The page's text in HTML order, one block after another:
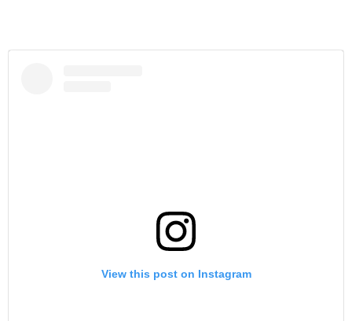
View this post on Instagram